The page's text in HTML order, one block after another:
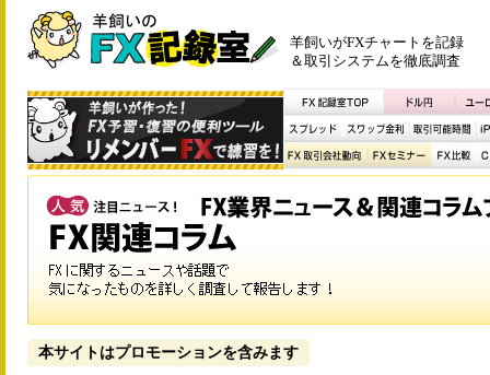
羊飼いがFXチャートを記録
＆取引システムを徹底調査
本サイトはプロモーションを含みます